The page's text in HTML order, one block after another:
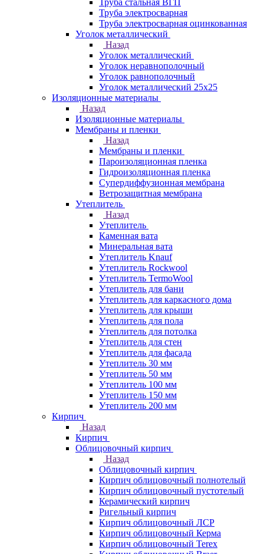
Труба стальная ВГП
Труба электросварная
Труба электросварная оцинкованная
Уголок металлический
Назад
Уголок металлический
Уголок неравнополочный
Уголок равнополочный
Уголок металлический 25х25
Изоляционные материалы
Назад
Изоляционные материалы
Мембраны и пленки
Назад
Мембраны и пленки
Пароизоляционная пленка
Гидроизоляционная пленка
Супердиффузионная мембрана
Ветрозащитная мембрана
Утеплитель
Назад
Утеплитель
Каменная вата
Минеральная вата
Утеплитель Knauf
Утеплитель Rockwool
Утеплитель TermoWool
Утеплитель для бани
Утеплитель для каркасного дома
Утеплитель для крыши
Утеплитель для пола
Утеплитель для потолка
Утеплитель для стен
Утеплитель для фасада
Утеплитель 30 мм
Утеплитель 50 мм
Утеплитель 100 мм
Утеплитель 150 мм
Утеплитель 200 мм
Кирпич
Назад
Кирпич
Облицовочный кирпич
Назад
Облицовочный кирпич
Кирпич облицовочный полнотелый
Кирпич облицовочный пустотелый
Керамический кирпич
Ригельный кирпич
Кирпич облицовочный ЛСР
Кирпич облицовочный Керма
Кирпич облицовочный Terex